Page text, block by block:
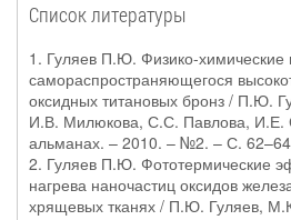
Список литературы
1. Гуляев П.Ю. Физико-химические
самораспространяющегося
оксидных титановых бронз / П.Ю.
И.В. Милюкова, С.С. Павлова, И.Е.
альманах. – 2010. – №2. – С.
2. Гуляев П.Ю. Фототермические
нагрева наночастиц оксидов
хрящевых тканях / П.Ю. Гуляев,